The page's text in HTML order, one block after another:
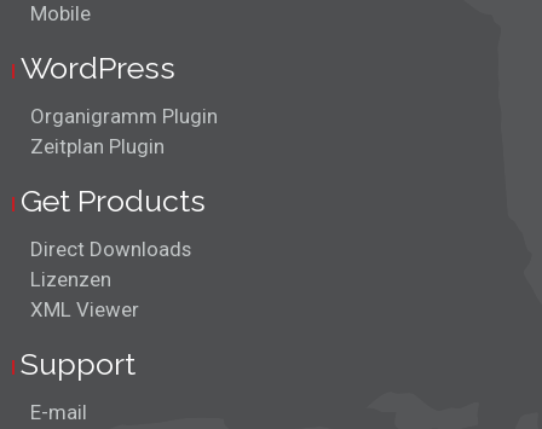
Mobile
WordPress
Organigramm Plugin
Zeitplan Plugin
Get Products
Direct Downloads
Lizenzen
XML Viewer
Support
E-mail